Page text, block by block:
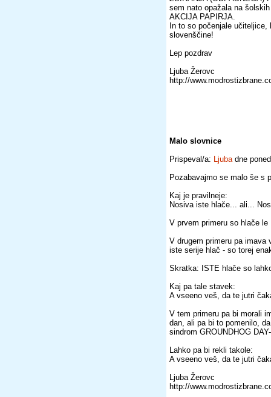
sem nato opažala na
AKCIJA PAPIRJA.
In to so počenjale
slovenščine!
Lep pozdrav
Ljuba Žerovc
http://
Malo slovnice
Prispeval/a: Ljubadne
Pozabavajmo se malo še s
Kaj je pravilneje:
Nosiva iste hlače... ali...
V prvem primeru so hlače
V drugem primeru pa
iste serije hlač - so torej
Skratka: ISTE hlače so
Kaj pa tale stavek:
A vseeno veš, da te jutri
V tem primeru pa bi morali
dan, ali pa bi to pomenilo,
sindrom GROUNDHOG
Lahko pa bi rekli takole:
A vseeno veš, da te jutri
Ljuba Žerovc
http://